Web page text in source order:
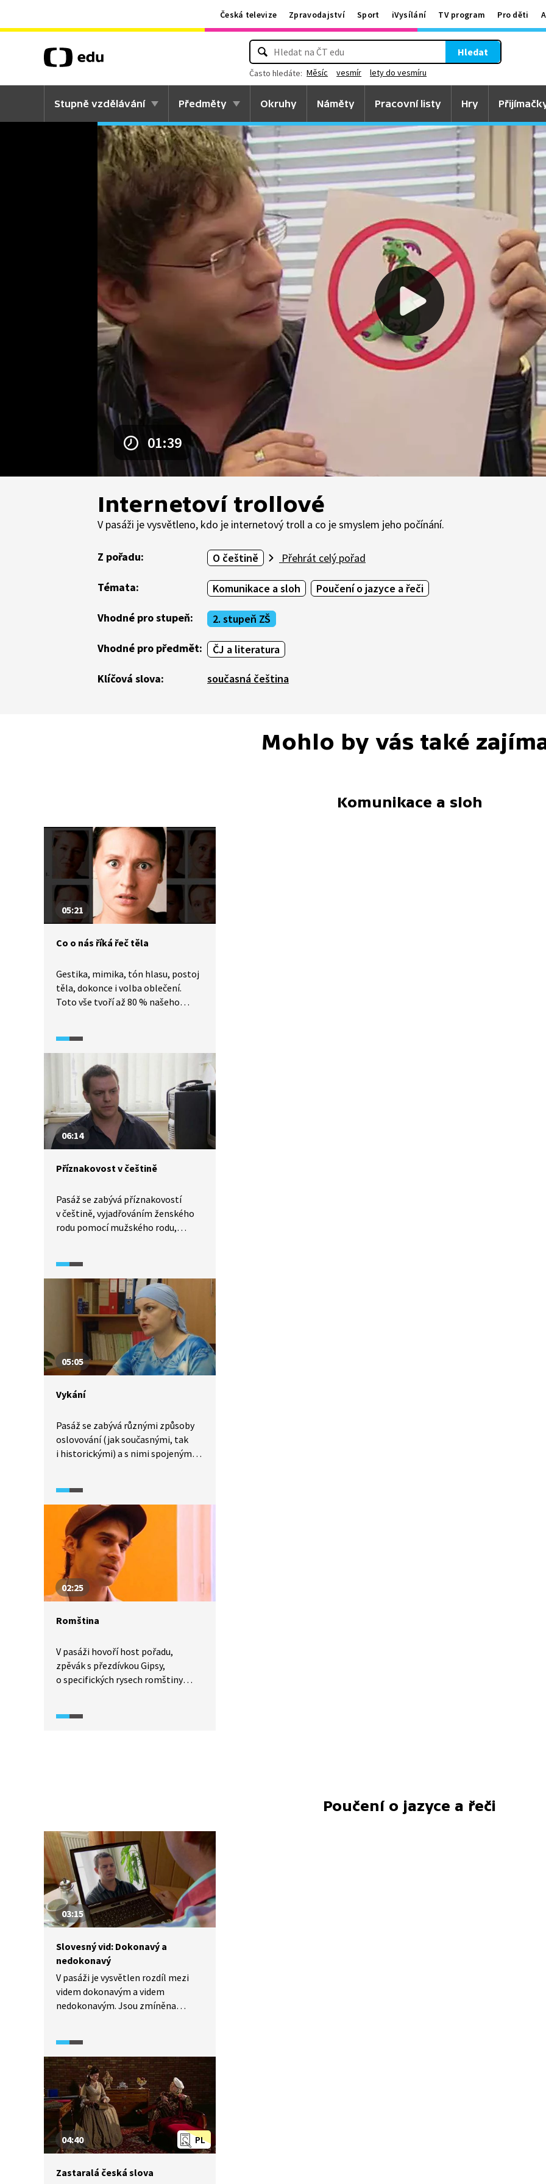
Česká televize Zpravodajství Sport iVysílání TV program Pro děti
Hledat
Často hledáte: Měsíc vesmír lety do vesmíru
Stupně vzdělávání Předměty Okruhy Náměty Pracovní listy Hry
01:39
Internetoví trollové
V pasáži je vysvětleno, kdo je internetový troll a co je smyslem jeho počínání.
Z pořadu: O češtině Přehrát celý pořad
Témata: Komunikace a sloh Poučení o jazyce a řeči
Vhodné pro stupeň: 2. stupeň ZŠ
Vhodné pro předmět: ČJ a literatura
Klíčová slova: současná čeština
Mohlo by vás také
Komunikace a sloh
05:21
Co o nás říká řeč těla
Gestika, mimika, tón hlasu, postoj
těla, dokonce i volba oblečení.
Toto vše tvoří až 80 % našeho
lháře, upřímný úsměv
to zrcadlení.
06:14
Příznakovost v češtině
Pasáž se zabývá příznakovostí
v češtině, vyjadřováním ženského
rodu pomocí mužského rodu,
je scénka a následovné vysvětlení.
05:05
Vykání
Pasáž se zabývá různými způsoby
oslovování (jak současnými, tak
i historickými) a s nimi spojenými
02:25
Romština
V pasáži hovoří host pořadu,
zpěvák s přezdívkou Gipsy,
o specifických rysech romštiny
Poučení o jazyce a řeči
03:15
Slovesný vid: Dokonavý a
nedokonavý
V pasáži je vysvětlen rozdíl mezi
videm dokonavým a videm
nedokonavým. Jsou zmíněna
PL
04:40
Zastaralá česká slova